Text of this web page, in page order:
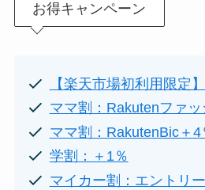
お得キャンペーン
【楽天市場初利用限定
ママ割：Rakutenファ
ママ割：RakutenBic＋4
学割：＋1％
マイカー割：エントリ